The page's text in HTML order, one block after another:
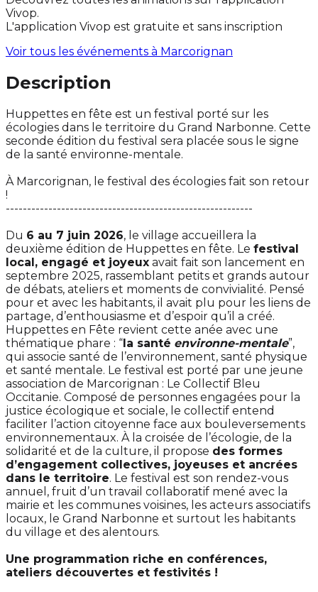
Vivop.
L'application Vivop est gratuite et sans inscription
Voir tous les événements à Marcorignan
Description
Huppettes en fête est un festival porté sur les
écologies dans le territoire du Grand Narbonne. Cette
seconde édition du festival sera placée sous le signe
de la santé environne-mentale.
À Marcorignan, le festival des écologies fait son retour
!
----------------------------------------------------------
Du 6 au 7 juin 2026, le village accueillera la
deuxième édition de Huppettes en fête. Le festival
local, engagé et joyeux avait fait son lancement en
septembre 2025, rassemblant petits et grands autour
de débats, ateliers et moments de convivialité. Pensé
pour et avec les habitants, il avait plu pour les liens de
partage, d’enthousiasme et d’espoir qu’il a créé.
Huppettes en Fête revient cette anée avec une
thématique phare : “la santé environne-mentale”,
qui associe santé de l’environnement, santé physique
et santé mentale. Le festival est porté par une jeune
association de Marcorignan : Le Collectif Bleu
Occitanie. Composé de personnes engagées pour la
justice écologique et sociale, le collectif entend
faciliter l’action citoyenne face aux bouleversements
environnementaux. À la croisée de l’écologie, de la
solidarité et de la culture, il propose des formes
d’engagement collectives, joyeuses et ancrées
dans le territoire. Le festival est son rendez-vous
annuel, fruit d’un travail collaboratif mené avec la
mairie et les communes voisines, les acteurs associatifs
locaux, le Grand Narbonne et surtout les habitants
du village et des alentours.
Une programmation riche en conférences,
ateliers découvertes et festivités !